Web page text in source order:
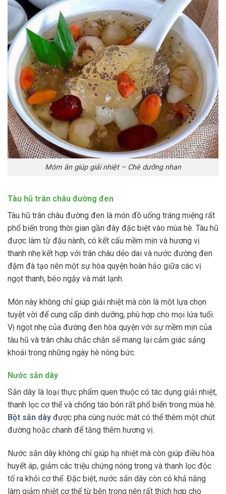
Móm ăn giúp giải nhiệt – Chè dưỡng nhan
Tàu hũ trân châu đường đen
Tàu hũ trân châu đường đen là món đồ uống tráng miệng rất
phổ biến trong thời gian gần đây đặc biệt vào mùa hè. Tàu hũ
được làm từ đậu nành, có kết cấu mềm mịn và hương vị
thanh nhẹ kết hợp với trân châu dẻo dai và nước đường đen
đậm đà tạo nên một sự hòa quyện hoàn hảo giữa các vị
ngọt thanh, béo ngậy và mát lạnh.
Món này không chỉ giúp giải nhiệt mà còn là một lựa chọn
tuyệt vời để cung cấp dinh dưỡng, phù hợp cho mọi lứa tuổi.
Vị ngọt nhẹ của đường đen hòa quyện với sự mềm mịn của
tàu hũ và trân châu chắc chắn sẽ mang lại cảm giác sảng
khoái trong những ngày hè nóng bức.
Nước sắn dây
Sắn dây là loại thực phẩm quen thuộc có tác dụng giải nhiệt,
thanh lọc cơ thể và chống táo bón rất phổ biến trong mùa hè.
Bột sắn dây được pha cùng nước mát có thể thêm một chút
đường hoặc chanh để tăng thêm hương vị.
Nước sắn dây không chỉ giúp hạ nhiệt mà còn giúp điều hòa
huyết áp, giảm các triệu chứng nóng trong và thanh lọc độc
tố ra khỏi cơ thể. Đặc biệt, nước sắn dây còn có khả năng
làm giảm nhiệt cơ thể từ bên trong nên rất thích hợp cho